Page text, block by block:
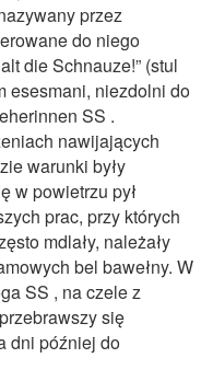
przez
do niego
die Schnauze!” (stul
esesmani, niezdolni do
SS .
nawijających
warunki były
w powietrzu pył
prac, przy których
mdlały, należały
bel bawełny. W
SS , na czele z
się
dni później do